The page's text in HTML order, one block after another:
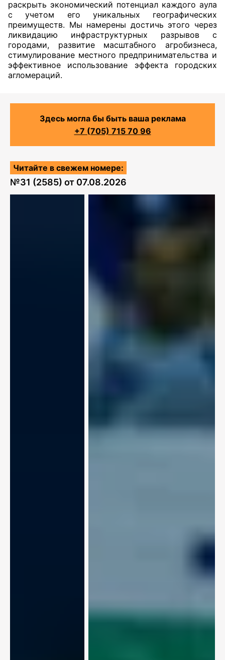
раскрыть экономический потенциал каждого аула
с учетом его уникальных географических
преимуществ. Мы намерены достичь этого через
ликвидацию инфраструктурных разрывов с
городами, развитие масштабного агробизнеса,
стимулирование местного предпринимательства и
эффективное использование эффекта городских
агломераций.
Здесь могла бы быть ваша реклама
+7 (705) 715 70 96
Читайте в свежем номере:
№31 (2585) от 07.08.2026